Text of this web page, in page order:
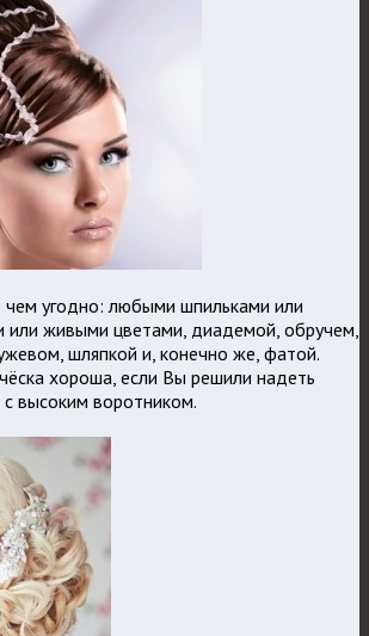
чем угодно: любыми шпильками или
или живыми цветами, диадемой, обручем,
шляпкой и, конечно же, фатой.
хороша, если Вы решили надеть
высоким воротником.